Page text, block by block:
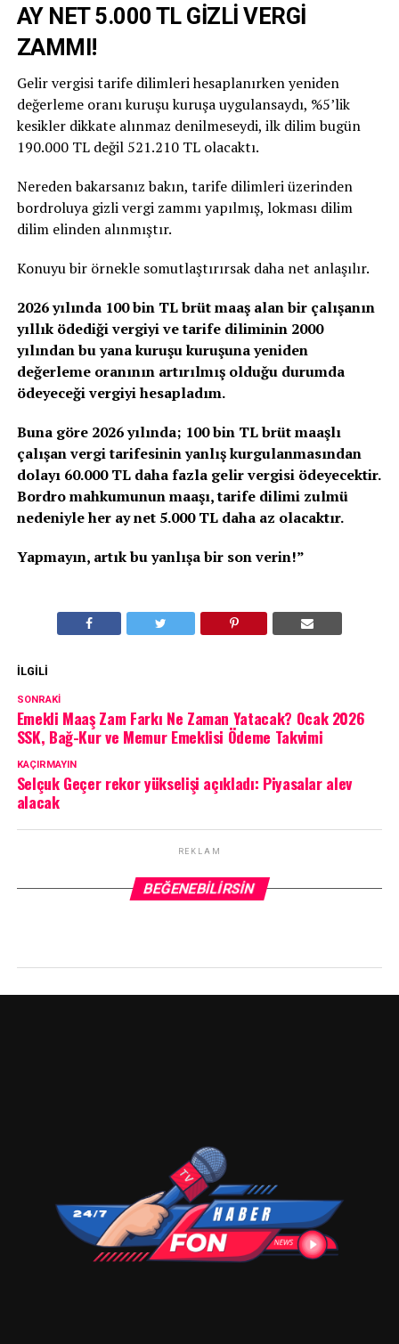
AY NET 5.000 TL GİZLİ VERGİ
ZAMMI!
Gelir vergisi tarife dilimleri hesaplanırken yeniden
değerleme oranı kuruşu kuruşa uygulansaydı, %5’lik
kesikler dikkate alınmaz denilmeseydi, ilk dilim bugün
190.000 TL değil 521.210 TL olacaktı.
Nereden bakarsanız bakın, tarife dilimleri üzerinden
bordroluya gizli vergi zammı yapılmış, lokması dilim
dilim elinden alınmıştır.
Konuyu bir örnekle somutlaştırırsak daha net anlaşılır.
2026 yılında 100 bin TL brüt maaş alan bir çalışanın
yıllık ödediği vergiyi ve tarife diliminin 2000
yılından bu yana kuruşu kuruşuna yeniden
değerleme oranının artırılmış olduğu durumda
ödeyeceği vergiyi hesapladım.
Buna göre 2026 yılında; 100 bin TL brüt maaşlı
çalışan vergi tarifesinin yanlış kurgulanmasından
dolayı 60.000 TL daha fazla gelir vergisi ödeyecektir.
Bordro mahkumunun maaşı, tarife dilimi zulmü
nedeniyle her ay net 5.000 TL daha az olacaktır.
Yapmayın, artık bu yanlışa bir son verin!”
İLGILI
SONRAKI
Emekli Maaş Zam Farkı Ne Zaman Yatacak? Ocak 2026
SSK, Bağ-Kur ve Memur Emeklisi Ödeme Takvimi
KAÇIRMAYIN
Selçuk Geçer rekor yükselişi açıkladı: Piyasalar alev
alacak
REKLAM
BEĞENEBILIRSIN